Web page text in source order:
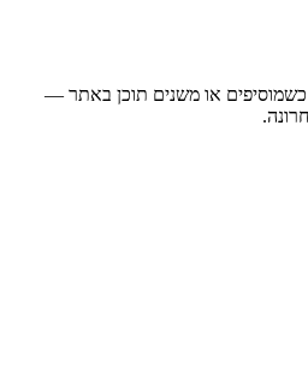
או משנים תוכן באתר —